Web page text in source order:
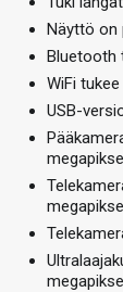
Näyttö on
Bluetooth
WiFi
USB-